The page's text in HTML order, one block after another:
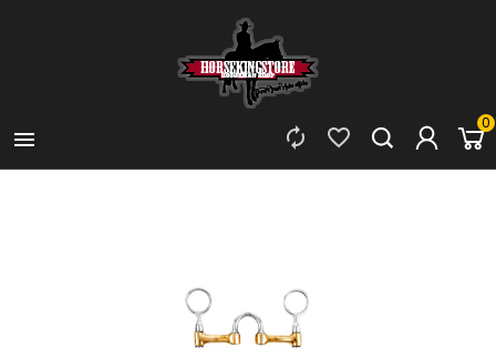

0

